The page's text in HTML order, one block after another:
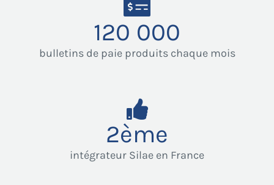
120 000
bulletins de paie produits chaque mois
2ème
intégrateur Silae en France